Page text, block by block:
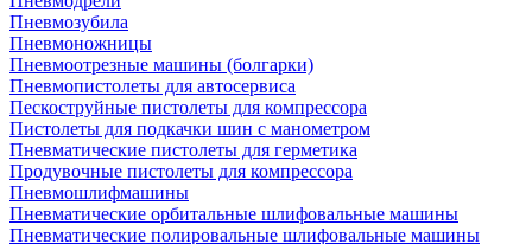
Пневмозубила
Пневмоножницы
Пневмоотрезные машины (болгарки)
Пневмопистолеты для автосервиса
Пескоструйные пистолеты для компрессора
Пистолеты для подкачки шин с манометром
Пневматические пистолеты для герметика
Продувочные пистолеты для компрессора
Пневмошлифмашины
Пневматические орбитальные шлифовальные машины
Пневматические полировальные шлифовальные машины